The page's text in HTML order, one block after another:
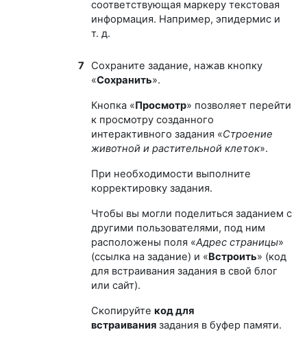
соответствующая маркеру текстовая
информация. Например, эпидермис и
т. д.
7
Сохраните задание, нажав кнопку
«Сохранить».
Кнопка «Просмотр» позволяет перейти
к просмотру созданного
интерактивного задания «Строение
животной и растительной клеток».
При необходимости выполните
корректировку задания.
Чтобы вы могли поделиться заданием с
другими пользователями, под ним
расположены поля «Адрес страницы»
(ссылка на задание) и «Встроить» (код
для встраивания задания в свой блог
или сайт).
Скопируйте код для
встраивания задания в буфер памяти.